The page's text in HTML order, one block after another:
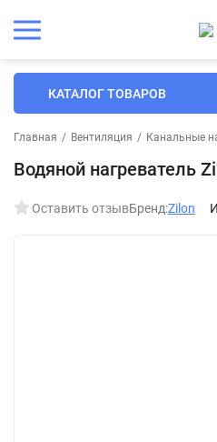
КАТАЛОГ ТОВАРОВ
Главная / Вентиляция / Канальные
Водяной нагреватель
Оставить отзывБренд:Zilon